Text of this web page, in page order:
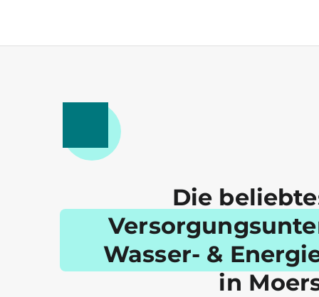
Die
Wasser- &
in